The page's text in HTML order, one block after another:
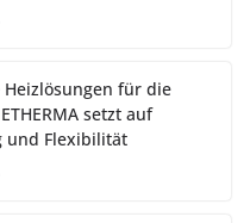
für die
setzt auf
und Flexibilität